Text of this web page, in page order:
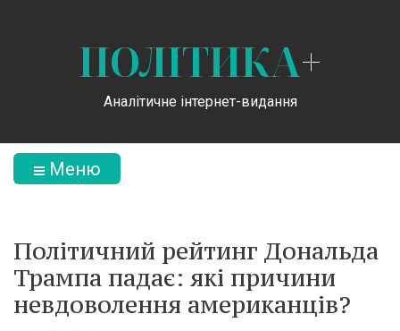
ПОЛІТИКА+
Аналітичне інтернет-видання
Меню
Політичний рейтинг Дональда
Трампа падає: які причини
невдоволення американців?